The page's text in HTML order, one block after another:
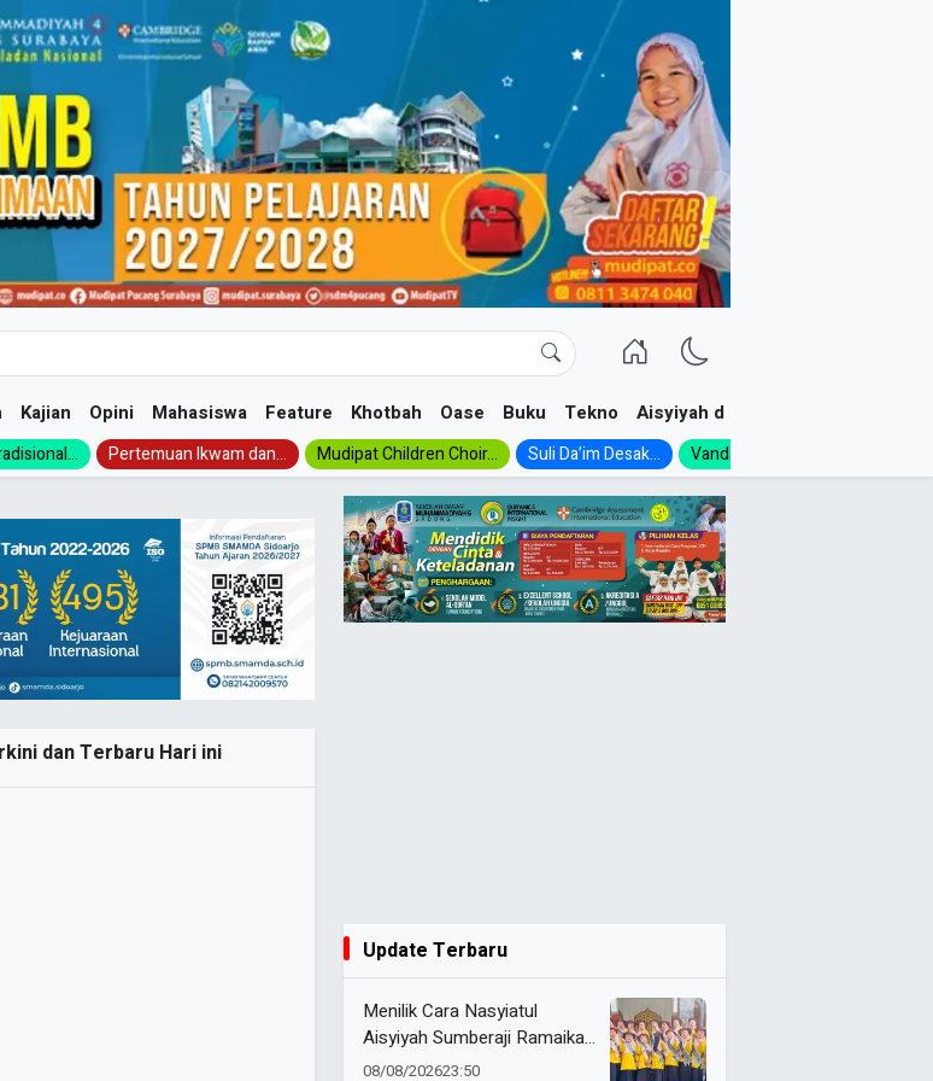
Kajian Opini Mahasiswa Feature Khotbah Oase Buku Tekno Aisyiyah dan NA
Pertemuan Ikwam dan... Mudipat Children Choir... Suli Da’im Desak... Vanda, Siswa SMK...
dan Terbaru Hari ini
Update Terbaru
Menilik Cara Nasyiatul
Aisyiyah Sumberaji Ramaikan
HUT ke-81 RI Kecamatan
08/08/202623:50